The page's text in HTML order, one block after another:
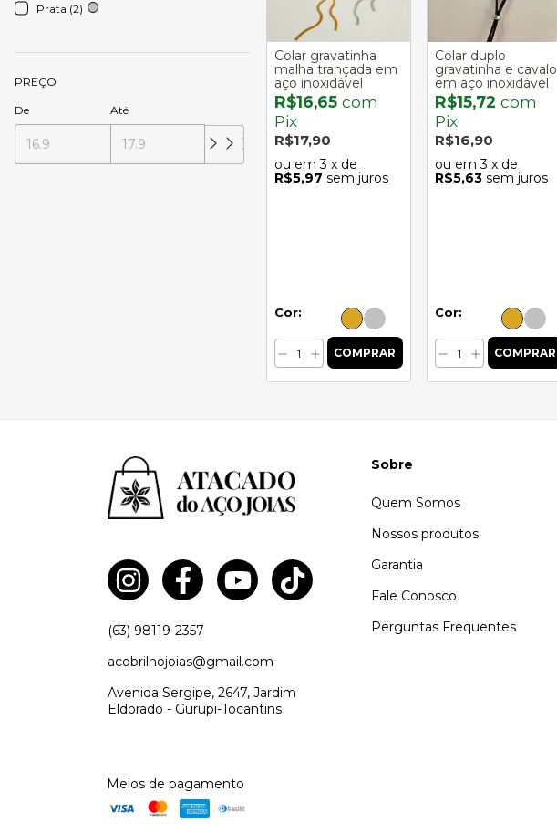
Prata (2)
PREÇO
De Até
Colar gravatinha
malha trançada em
aço inoxidável
R$16,65com
Pix
R$17,90
3 x de
R$5,97 sem juros
Cor:
Colar duplo
gravatinha e cavalo
em aço inoxidável
R$15,72 com
Pix
R$16,90
3 x de
R$5,63 sem juros
Cor:
(63) 98119-2357
acobrilhojoias@gmail.com
Avenida Sergipe, 2647, Jardim
Eldorado - Gurupi-Tocantins
Sobre
Quem Somos
Nossos produtos
Garantia
Fale Conosco
Perguntas Frequentes
Meios de pagamento